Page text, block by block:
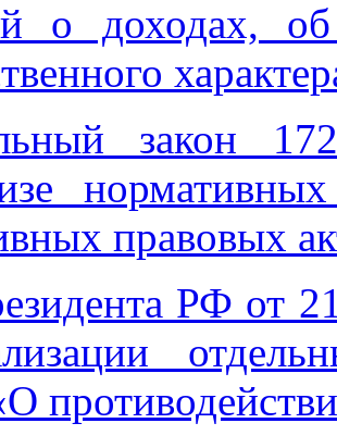
о доходах,
закон
правовых
РФ от